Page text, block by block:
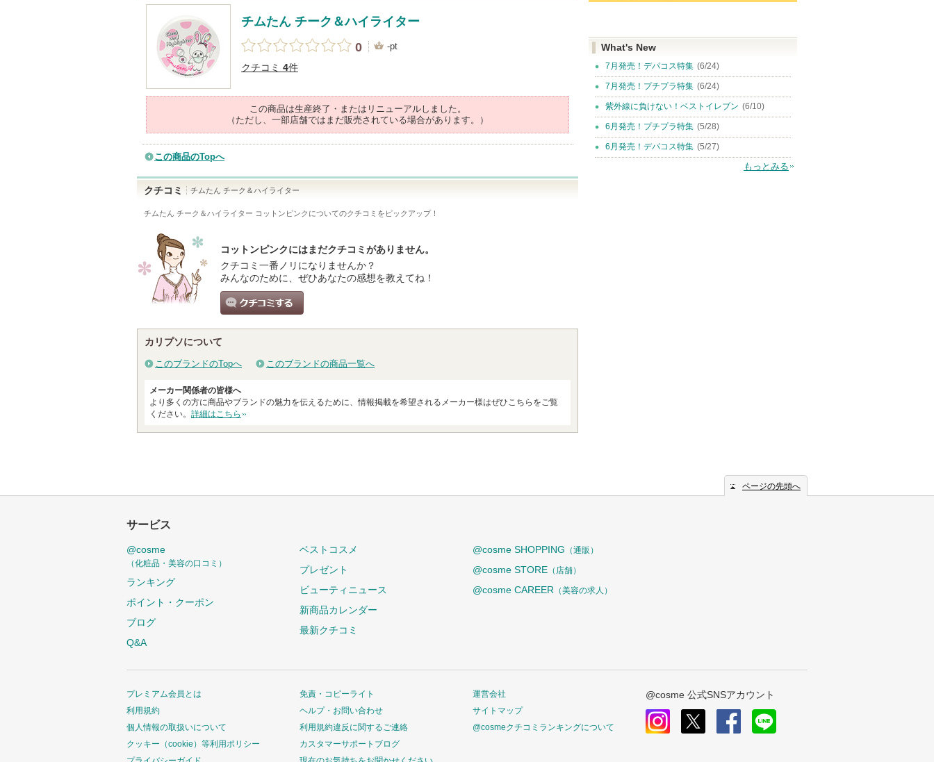
チムたん チーク＆ハイライター
0
-pt
クチコミ 4件
この商品は生産終了・またはリニューアルしました。
（ただし、一部店舗ではまだ販売されている場合があります。）
この商品のTopへ
クチコミ チムたん チーク＆ハイライター
チムたん チーク＆ハイライター コットンピンク についてのクチコミをピックアップ！
コットンピンクにはまだクチコミがありません。
クチコミ一番ノリになりませんか？
みんなのために、ぜひあなたの感想を教えてね！
カリプソについて
このブランドのTopへ このブランドの商品一覧へ
メーカー関係者の皆様へ
より多くの方に商品やブランドの魅力を伝えるために、情報掲載を希望されるメーカー様はぜひこちらをご覧
ください。 詳細はこちら
What's New
7月発売！デパコス特集 (6/24)
7月発売！プチプラ特集 (6/24)
紫外線に負けない！ベストイレブン (6/10)
6月発売！プチプラ特集 (5/28)
6月発売！デパコス特集 (5/27)
もっとみる
ページの先頭へ
サービス
@cosme
（化粧品・美容の口コミ）
ランキング
ポイント・クーポン
ブログ
Q&A
ベストコスメ
プレゼント
ビューティニュース
新商品カレンダー
最新クチコミ
@cosme SHOPPING （通販）
@cosme STORE （店舗）
@cosme CAREER （美容の求人）
プレミアム会員とは
利用規約
個人情報の取扱いについて
クッキー（cookie）等利用ポリシー
免責・コピーライト
ヘルプ・お問い合わせ
利用規約違反に関するご連絡
カスタマーサポートブログ
運営会社
サイトマップ
@cosmeクチコミランキングについて
@cosme 公式SNSアカウント